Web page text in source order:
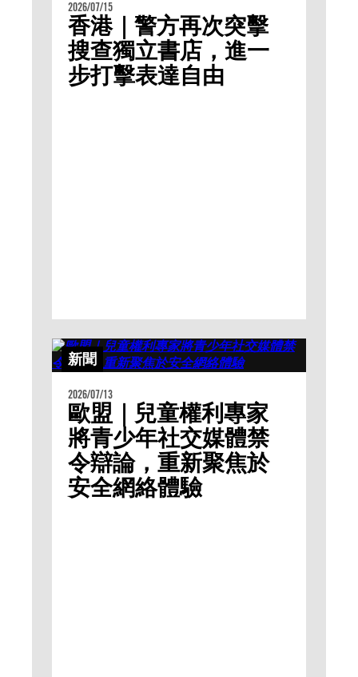
2026/07/15
香港｜警方再次突擊
搜查獨立書店，進一
步打擊表達自由
新聞
2026/07/13
歐盟｜兒童權利專家
將青少年社交媒體禁
令辯論，重新聚焦於
安全網絡體驗